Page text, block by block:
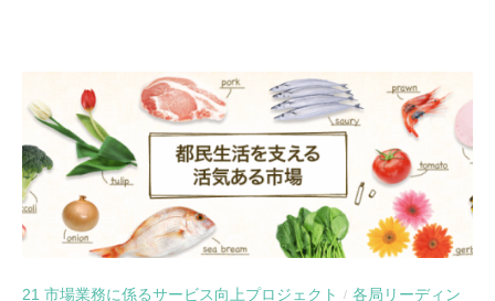
21 市場業務に係るサービス向上プロジェクト / 各局リーディン